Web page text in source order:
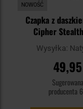
NOWOŚĆ
Czapka z
Cipher
Wysyłka:
producenta